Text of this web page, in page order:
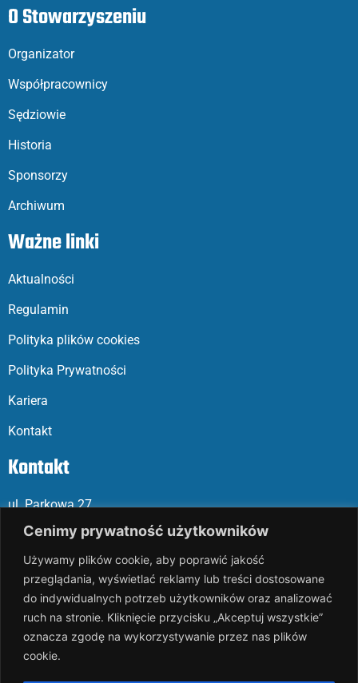
Cenimy prywatność użytkowników
Używamy plików cookie, aby poprawić jakość
przeglądania, wyświetlać reklamy lub treści dostosowane
do indywidualnych potrzeb użytkowników oraz analizować
ruch na stronie. Kliknięcie przycisku „Akceptuj wszystkie”
oznacza zgodę na wykorzystywanie przez nas plików
cookie.
O Stowarzyszeniu
Organizator
Współpracownicy
Sędziowie
Historia
Sponsorzy
Archiwum
Ważne linki
Aktualności
Regulamin
Polityka plików cookies
Polityka Prywatności
Kariera
Kontakt
Kontakt
ul. Parkowa 27
05-120 Legionowo
Mail: slalp@slalp.com.pl
Telefon: 732 86 6 667 | 731 466 667
KRS 0000289744
NIP 536-18 3-07-25
REGON 1411